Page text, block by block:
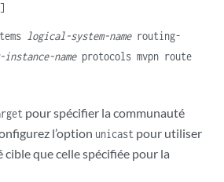
logical-system-namerouting-
nameprotocols mvpn route
pour spécifier la communauté
l’option unicast pour utiliser
que celle spécifiée pour la